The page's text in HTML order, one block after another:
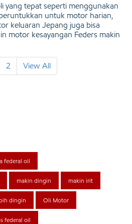
yang tepat seperti menggunakan
untuk motor harian,
keluaran Jepang juga bisa
motor kesayangan Feders makin
2 View All
federal oil
makin dingin makin irit
dingin Oli Motor
federal oil